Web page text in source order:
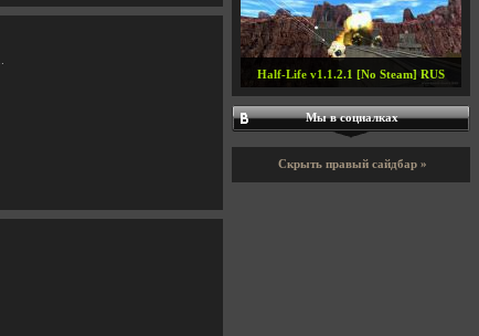
Half-Life v1.1.2.1 [No Steam] RUS
Мы в социалках
Скрыть правый сайдбар »